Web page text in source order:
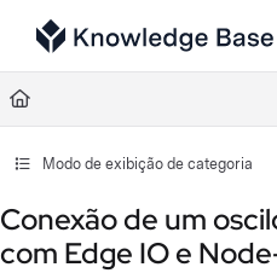
Documentation Index
Fetch the complete documentation index
Use this file to discover all available
Modo de exibição de categoria
Conexão de um
com Edge IO e